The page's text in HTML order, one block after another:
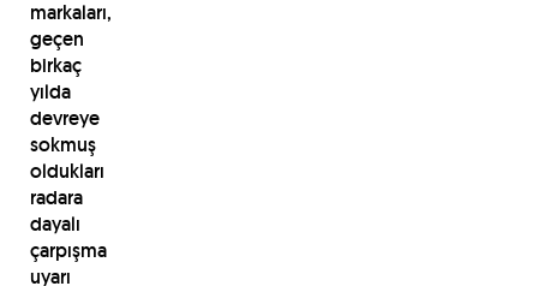
markaları,
geçen
birkaç
yılda
devreye
sokmuş
oldukları
radara
dayalı
çarpışma
uyarı